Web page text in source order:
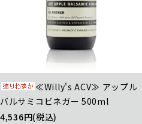
≪Willy's ACV≫ アップル
バルサミコビネガー 500ml
4,536円(税込)